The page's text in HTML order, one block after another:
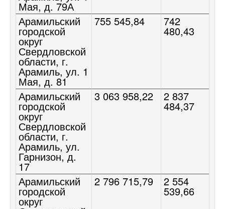
Мая, д. 79А
Арамильский
городской
округ
Свердловской
области, г.
Арамиль, ул. 1
Мая, д. 81
755 545,84 742
480,43
Арамильский
городской
округ
Свердловской
области, г.
Арамиль, ул.
Гарнизон, д.
17
3 063 958,22 2 837
484,37
Арамильский
городской
округ
2 796 715,79 2 554
539,66